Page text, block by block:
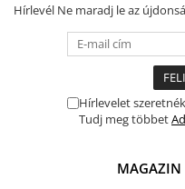
Hírlevél Ne maradj le az
Hírlevelet
Tudj meg többet
MAGAZIN